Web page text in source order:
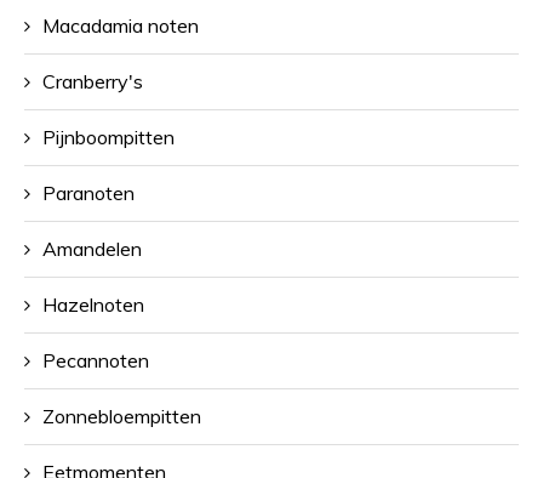
Macadamia noten
Cranberry's
Pijnboompitten
Paranoten
Amandelen
Hazelnoten
Pecannoten
Zonnebloempitten
Eetmomenten